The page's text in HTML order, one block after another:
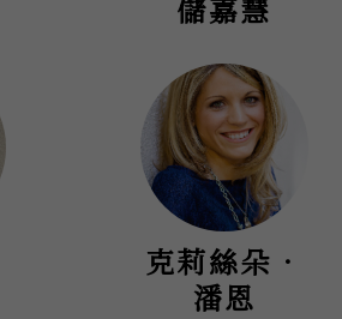
儲嘉慧
克莉絲朵．
潘恩